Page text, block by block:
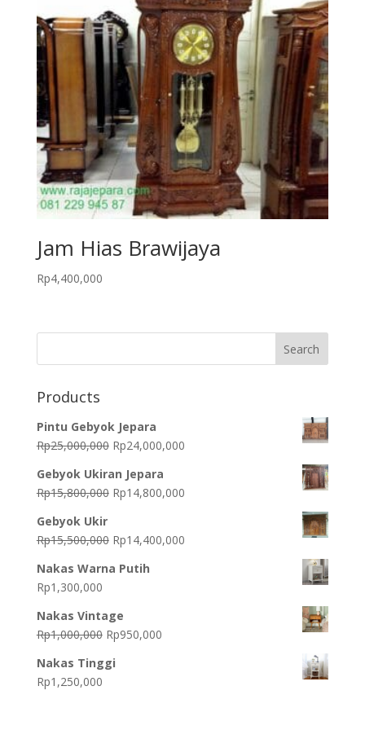
Jam Hias Brawijaya
Rp4,400,000
Products
Pintu Gebyok Jepara
Rp25,000,000 Original
was:
Rp25,000,000.
Rp24,000,000Current
Rp24,000,000.
Gebyok Ukiran Jepara
Rp15,800,000 Original
Rp15,800,000.
Rp14,800,000Current
Rp14,800,000.
Gebyok Ukir
Rp15,500,000 Original
was:
Rp14,400,000Current
Nakas Warna Putih
Rp1,300,000
Nakas Vintage
Rp1,000,000 Original
was:
Rp950,000Current
Nakas Tinggi
Rp1,250,000